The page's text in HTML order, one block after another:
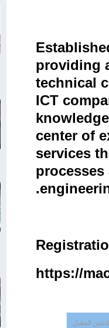
providing
technical
ICT
center of
services
.
https://